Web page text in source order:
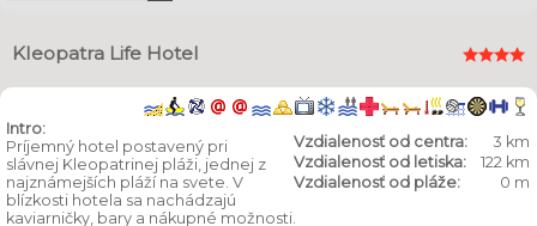
Kleopatra Life Hotel
Vzdialenosť od centra:
3 km
Vzdialenosť od letiska:
122 km
Vzdialenosť od pláže:
0 m
Intro:
Príjemný hotel postavený pri
slávnej Kleopatrinej pláži, jednej z
najznámejších pláží na svete. V
blízkosti hotela sa nachádzajú
kaviarničky, bary a nákupné možnosti.